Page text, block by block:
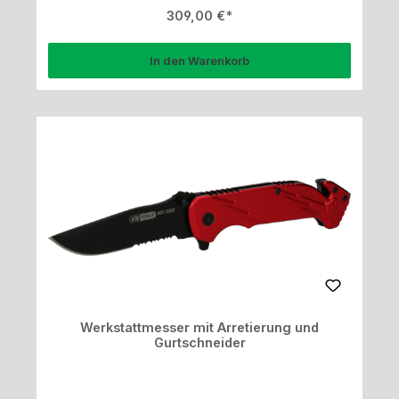
Regulärer Preis:
309,00 €
In den Warenkorb
Werkstattmesser mit Arretierung und
Gurtschneider